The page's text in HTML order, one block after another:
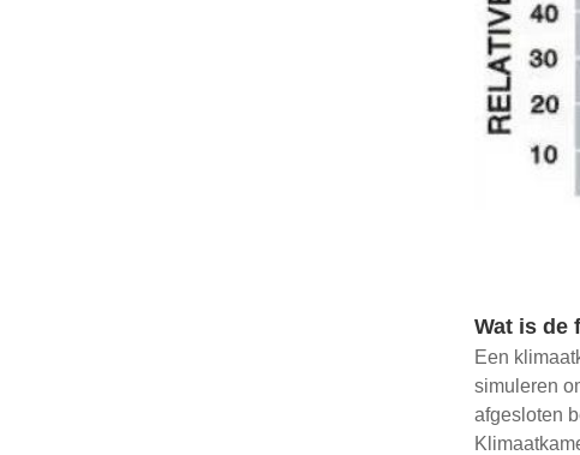
Wat is de
Een
simuleren
afgesloten